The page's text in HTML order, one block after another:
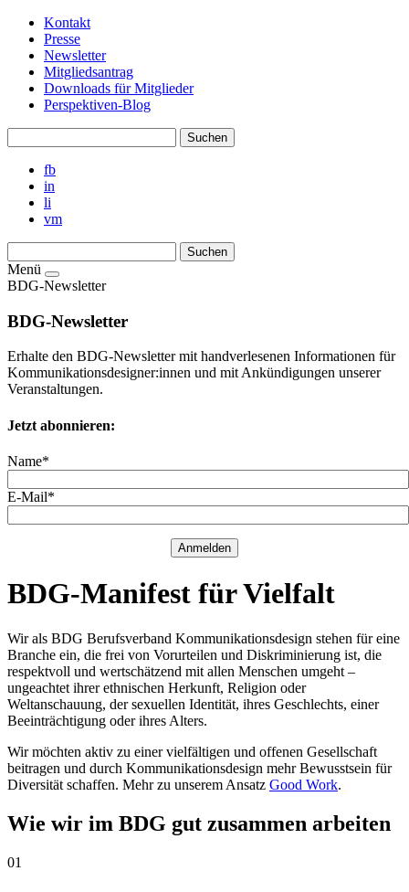
Kontakt
Presse
Newsletter
Mitgliedsantrag
Downloads für Mitglieder
Perspektiven-Blog
fb
in
li
vm
Menü
BDG-Newsletter
BDG-Newsletter
Erhalte den BDG-Newsletter mit handverlesenen Informationen für
Kommunikationsdesigner:innen und mit Ankündigungen unserer
Veranstaltungen.
Jetzt abonnieren:
Name*
E-Mail*
Anmelden
BDG-Manifest für Vielfalt
Wir als BDG Berufsverband Kommunikationsdesign stehen für eine
Branche ein, die frei von Vorurteilen und Diskriminierung ist, die
respektvoll und wertschätzend mit allen Menschen umgeht –
ungeachtet ihrer ethnischen Herkunft, Religion oder
Weltanschauung, der sexuellen Identität, ihres Geschlechts, einer
Beeinträchtigung oder ihres Alters.
Wir möchten aktiv zu einer vielfältigen und offenen Gesellschaft
beitragen und durch Kommunikationsdesign mehr Bewusstsein für
Diversität schaffen. Mehr zu unserem Ansatz Good Work.
Wie wir im BDG gut zusammen arbeiten
01